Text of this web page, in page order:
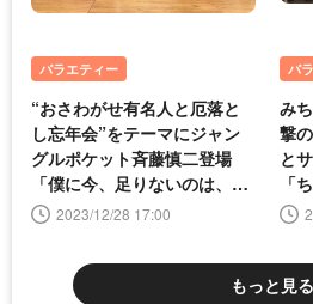
バラエティー
“おさわがせ有名人と厄落と
し忘年会”をテーマにジャン
グルポケット斉藤慎二登場
「僕に今、足りないのは、こ
の3人かも」＜ななにー 地下
2023/12/28 17:00
バ
み
撃
と
「
い
もっと見る